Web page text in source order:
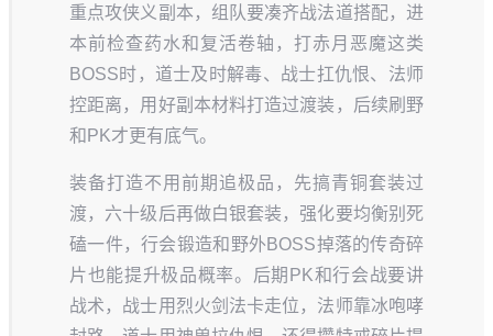
重点攻侠义副本，组队要凑齐战法道搭配，进
本前检查药水和复活卷轴，打赤月恶魔这类
BOSS时，道士及时解毒、战士扛仇恨、法师
控距离，用好副本材料打造过渡装，后续刷野
和PK才更有底气。
装备打造不用前期追极品，先搞青铜套装过
渡，六十级后再做白银套装，强化要均衡别死
磕一件，行会锻造和野外BOSS掉落的传奇碎
片也能提升极品概率。后期PK和行会战要讲
战术，战士用烈火剑法卡走位，法师靠冰咆哮